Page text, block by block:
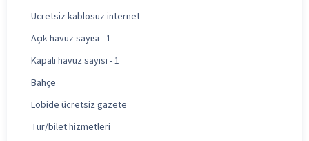
Ücretsiz kablosuz internet
Açık havuz sayısı - 1
Kapalı havuz sayısı - 1
Bahçe
Lobide ücretsiz gazete
Tur/bilet hizmetleri